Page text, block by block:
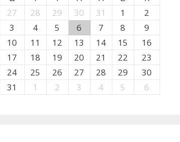
27
28 29 30 31 1
2
3
4 5 6 7 8
9
10
11 12 13 14 15
16
17
18 19 20 21 22
23
24
25 26 27 28 29
30
31
1 2 3 4 5 6